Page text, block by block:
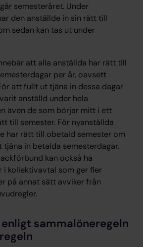
semesteråret. Under
den anställde in sin rätt till
sedan kan tas ut under
att alla anställda har rätt till
per år, oavsett
att fullt ut tjäna in dessa dagar
anställd under hela
även de som börjar mitt i ett
till semester. För nyanställda
har rätt till obetald semester om
tjäna in betalda semesterdagar.
kan också ha
i kollektivavtal som ger fler
på annat sätt avviker från
sammalöneregeln